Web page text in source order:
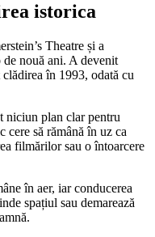
istorica
Theatre și a
nouă ani. A devenit
în 1993, odată cu
niciun plan clar pentru
cere să rămână în uz ca
filmărilor sau o întoarcere
în aer, iar conducerea
spațiul sau demarează